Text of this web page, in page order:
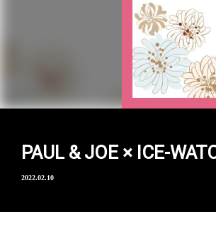
PAUL & JOE × ICE-
2022.02.10